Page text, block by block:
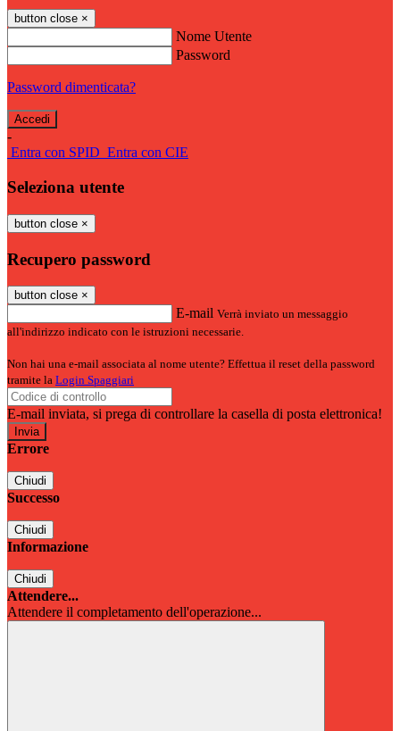
button close ×
Nome Utente
Password
Password dimenticata?
-
Entra con SPID Entra con CIE
Seleziona utente
button close ×
Recupero password
button close ×
E-mail Verrà inviato un messaggio
all'indirizzo indicato con le istruzioni necessarie.
Non hai una e-mail associata al nome utente? Effettua il reset della password
tramite la Login Spaggiari
E-mail inviata, si prega di controllare la casella di posta elettronica!
Errore
Chiudi
Successo
Chiudi
Informazione
Chiudi
Attendere...
Attendere il completamento dell'operazione...